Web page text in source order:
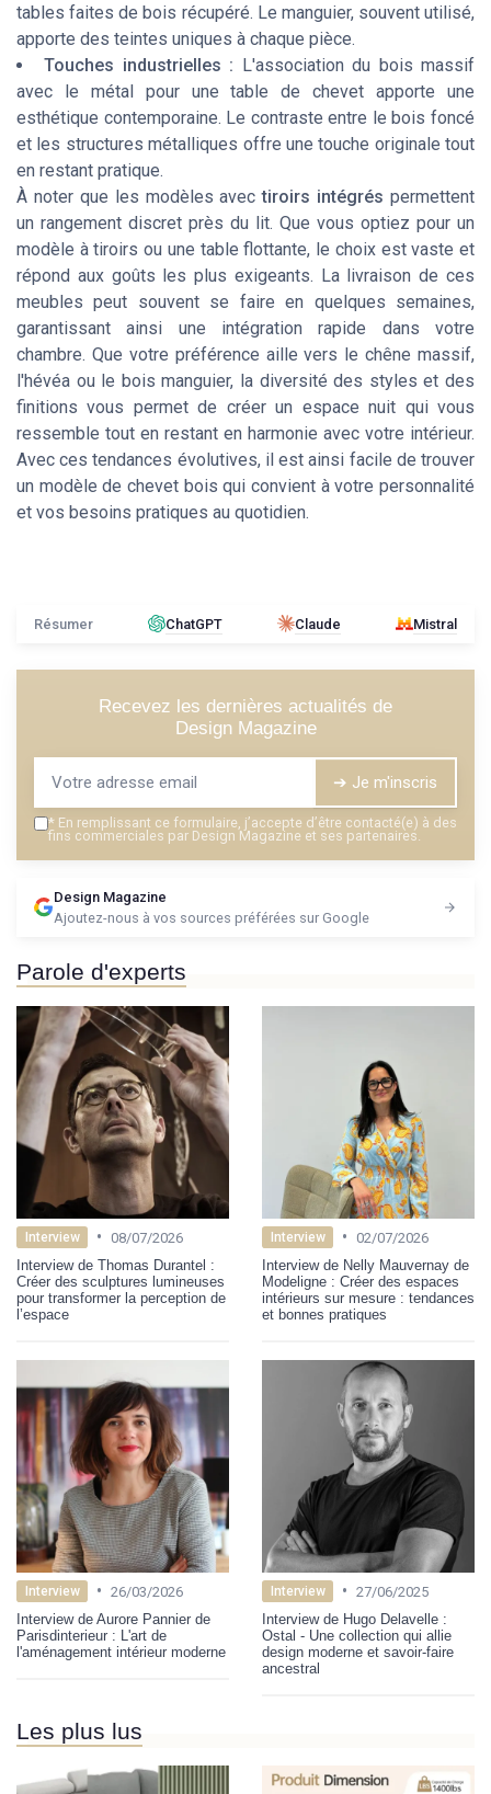
tables faites de bois récupéré. Le manguier, souvent utilisé,
apporte des teintes uniques à chaque pièce.
Touches industrielles : L'association du bois massif
avec le métal pour une table de chevet apporte une
esthétique contemporaine. Le contraste entre le bois foncé
et les structures métalliques offre une touche originale tout
en restant pratique.
À noter que les modèles avectiroirs intégrés permettent
un rangement discret près du lit. Que vous optiez pour un
modèle à tiroirs ou une table flottante, le choix est vaste et
répond aux goûts les plus exigeants. La livraison de ces
meubles peut souvent se faire en quelques semaines,
garantissant ainsi une intégration rapide dans votre
chambre. Que votre préférence aille vers le chêne massif,
l'hévéa ou le bois manguier, la diversité des styles et des
finitions vous permet de créer un espace nuit qui vous
ressemble tout en restant en harmonie avec votre intérieur.
Avec ces tendances évolutives, il est ainsi facile de trouver
un modèle de chevet bois qui convient à votre personnalité
et vos besoins pratiques au quotidien.
Résumer ChatGPT Claude Mistral
Recevez les dernières actualités de
Design Magazine
➔ Je m'inscris
* En remplissant ce formulaire, j’accepte d’être contacté(e) à des
fins commerciales par Design Magazine et ses partenaires.
Design Magazine
Ajoutez-nous à vos sources préférées sur Google
Parole d'experts
Interview • 08/07/2026
Interview de Thomas Durantel :
Créer des sculptures lumineuses
pour transformer la perception de
l’espace
Interview • 02/07/2026
Interview de Nelly Mauvernay de
Modeligne : Créer des espaces
intérieurs sur mesure : tendances
et bonnes pratiques
Interview • 26/03/2026
Interview de Aurore Pannier de
Parisdinterieur : L'art de
l'aménagement intérieur moderne
Interview • 27/06/2025
Interview de Hugo Delavelle :
Ostal - Une collection qui allie
design moderne et savoir-faire
ancestral
Les plus lus